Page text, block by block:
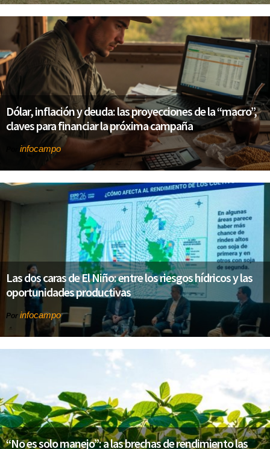
Dólar, inflación y deuda: las proyecciones de la “macro”,
claves para financiar la próxima campaña
infocampo
Las dos caras de El Niño: entre los riesgos hídricos y las
oportunidades productivas
Por infocampo
“No es solo manejo”: a las brechas de rendimiento las